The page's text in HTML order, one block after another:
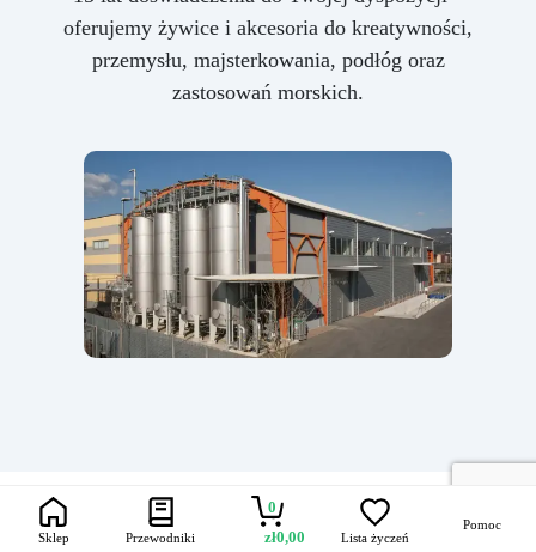
oferujemy żywice i akcesoria do kreatywności,
przemysłu, majsterkowania, podłóg oraz
zastosowań morskich.
Sklep Przewodniki
0
zł0,00 Lista życzeń
Pomoc